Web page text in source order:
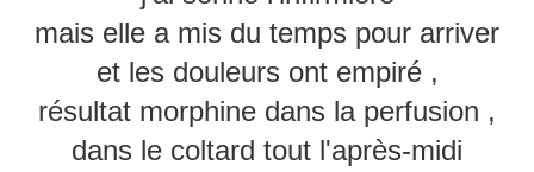
mais elle a mis du temps pour arriver
et les douleurs ont empiré ,
résultat morphine dans la perfusion ,
dans le coltard tout l'après-midi